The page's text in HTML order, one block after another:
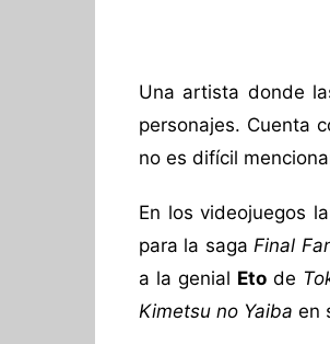
Una artista donde
personajes. Cuenta
no es difícil
En los videojuegos
para la sagaFinal
a la genial Eto de
Kimetsu no Yaiba en